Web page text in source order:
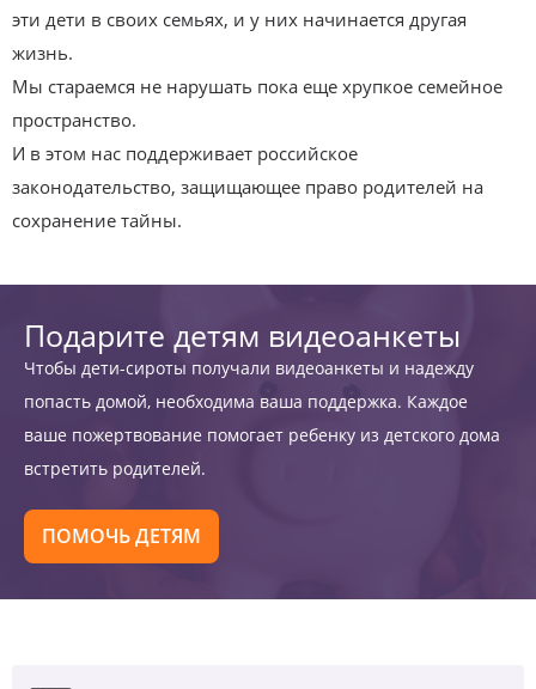
эти дети в своих семьях, и у них начинается другая
жизнь.
Мы стараемся не нарушать пока еще хрупкое семейное
пространство.
И в этом нас поддерживает российское
законодательство, защищающее право родителей на
сохранение тайны.
Подарите детям видеоанкеты
Чтобы дети-сироты получали видеоанкеты и надежду
попасть домой, необходима ваша поддержка. Каждое
ваше пожертвование помогает ребенку из детского дома
встретить родителей.
ПОМОЧЬ ДЕТЯМ